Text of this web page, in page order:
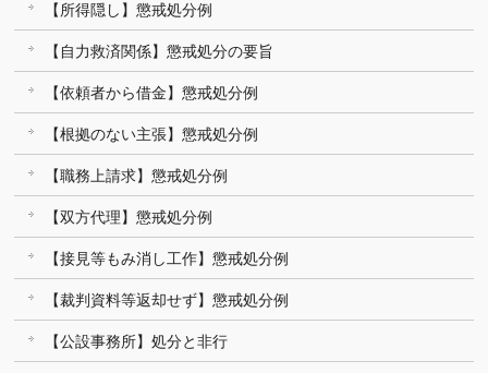
【所得隠し】懲戒処分例
【自力救済関係】懲戒処分の要旨
【依頼者から借金】懲戒処分例
【根拠のない主張】懲戒処分例
【職務上請求】懲戒処分例
【双方代理】懲戒処分例
【接見等もみ消し工作】懲戒処分例
【裁判資料等返却せず】懲戒処分例
【公設事務所】処分と非行